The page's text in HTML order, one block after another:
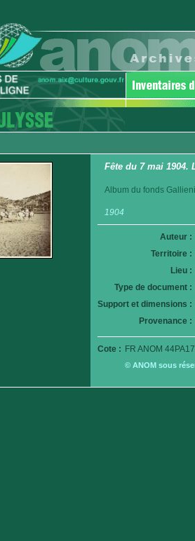
Fête du 7 mai 1904.
Album du fonds
1904
Auteur :
Territoire :
Lieu :
Type de document :
Support et dimensions :
Provenance :
Cote : FR ANOM
© ANOM sous